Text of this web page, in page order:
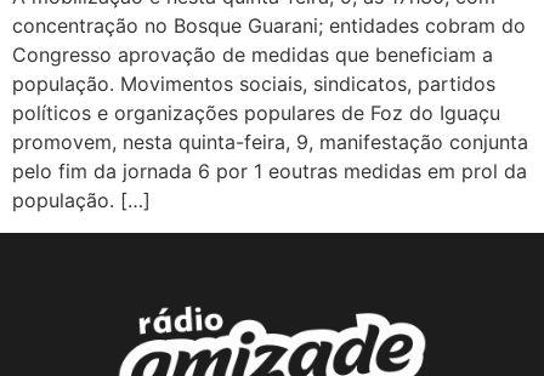
concentração no Bosque Guarani; entidades cobram do
Congresso aprovação de medidas que beneficiam a
população. Movimentos sociais, sindicatos, partidos
políticos e organizações populares de Foz do Iguaçu
promovem, nesta quinta-feira, 9, manifestação conjunta
pelo fim da jornada 6 por 1 eoutras medidas em prol da
população. […]